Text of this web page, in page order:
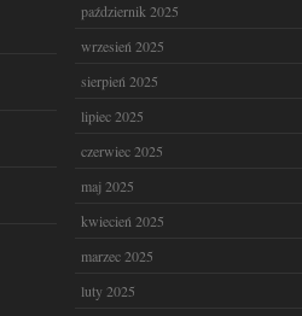
październik 2025
wrzesień 2025
sierpień 2025
lipiec 2025
czerwiec 2025
maj 2025
kwiecień 2025
marzec 2025
luty 2025